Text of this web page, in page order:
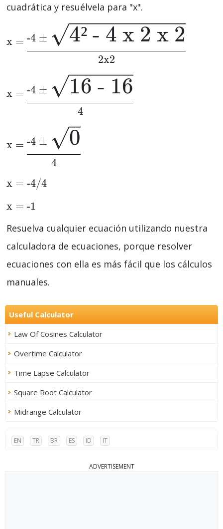
cuadrática y resuélvela para "x".
x = -4 ± 4² - 4 x 2 x 2
2x2
x = -4 ± 16 - 16
4
x = -4 ± 0
4
x = -4/4
x = -1
Resuelva cualquier ecuación utilizando nuestra
calculadora de ecuaciones, porque resolver
ecuaciones con ella es más fácil que los cálculos
manuales.
Useful Calculator
Law Of Cosines Calculator
Overtime Calculator
Time Lapse Calculator
Square Root Calculator
Midrange Calculator
EN TR BR ES ID IT
ADVERTISEMENT